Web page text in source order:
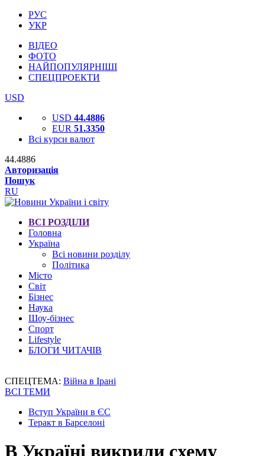
РУС
УКР
ВІДЕО
ФОТО
НАЙПОПУЛЯРНІШІ
СПЕЦПРОЕКТИ
USD
USD 44.4886
EUR 51.3350
Всі курси валют
44.4886
Авторизація
Пошук
RU
ВСІ РОЗДІЛИ
Головна
Україна
Всі новини розділу
Політика
Місто
Світ
Бізнес
Наука
Шоу-бізнес
Спорт
Lifestyle
БЛОГИ ЧИТАЧІВ
СПЕЦТЕМА: Війна в Ірані
ВСІ ТЕМИ
Вступ України в ЄС
Теракт в Барселоні
В Україні викрили схему